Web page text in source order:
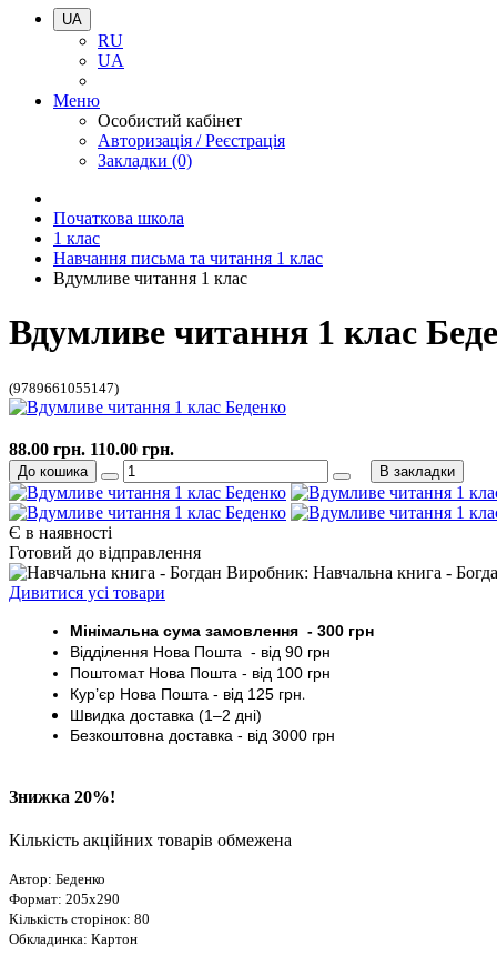
UA
RU
UA
Меню
Особистий кабінет
Авторизація / Реєстрація
Закладки (0)
Початкова школа
1 клас
Навчання письма та читання 1 клас
Вдумливе читання 1 клас
Вдумливе читання 1 клас
(9789661055147)
Є в наявності
Готовий до відправлення
Виробник: Навчальна книга -
Дивитися усі товари
Мінімальна сума замовлення - 300 грн
Відділення Нова Пошта - від 90 грн
ПоштоматНова Пошта - від 100 грн
Кур’єр Нова Пошта - від 125 грн.
Швидка доставка (1–2 дні)
Безкоштовна доставка - від 3000 грн
Знижка 20%!
Кількість акційних товарів обмежена
Автор: Беденко
Формат: 205х290
Кількість сторінок: 80
Обкладинка: Картон
88.00 грн. 110.00 грн.
До кошика В закладки